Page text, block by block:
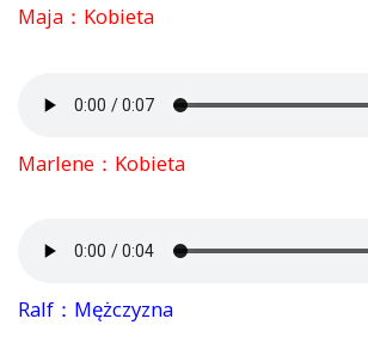
Maja：Kobieta
Marlene：Kobieta
Ralf：Mężczyzna